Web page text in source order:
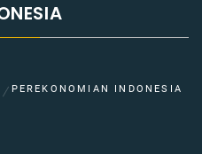
PEREKONOMIAN INDONESIA